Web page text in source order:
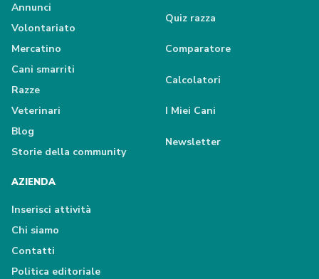
Annunci
Volontariato
Mercatino
Cani smarriti
Razze
Veterinari
Blog
Storie della community
Quiz razza
Comparatore
Calcolatori
I Miei Cani
Newsletter
AZIENDA
Inserisci attività
Chi siamo
Contatti
Politica editoriale